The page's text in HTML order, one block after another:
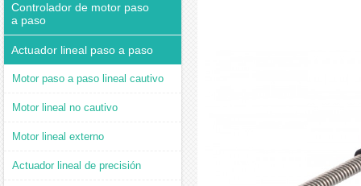
Controlador de motor paso
a paso
Actuador lineal paso a paso
Motor paso a paso lineal cautivo
Motor lineal no cautivo
Motor lineal externo
Actuador lineal de precisión